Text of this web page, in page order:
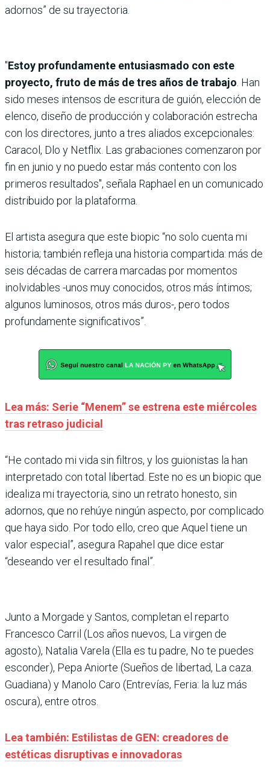
adornos” de su trayectoria.
"Estoy profundamente entusiasmado con este
proyecto, fruto de más de tres años de trabajo . Han
sido meses intensos de escritura de guión, elección de
elenco, diseño de producción y colaboración estrecha
con los directores, junto a tres aliados excepcionales:
Caracol, Dlo y Netflix. Las grabaciones comenzaron por
fin en junio y no puedo estar más contento con los
primeros resultados", señala Raphael en un comunicado
distribuido por la plataforma.
El artista asegura que este biopic “no solo cuenta mi
historia; también refleja una historia compartida: más de
seis décadas de carrera marcadas por momentos
inolvidables -unos muy conocidos, otros más íntimos;
algunos luminosos, otros más duros-, pero todos
profundamente significativos”.
Lea más: Serie “Menem” se estrena este miércoles
tras retraso judicial
“He contado mi vida sin filtros, y los guionistas la han
interpretado con total libertad. Este no es un biopic que
idealiza mi trayectoria, sino un retrato honesto, sin
adornos, que no rehúye ningún aspecto, por complicado
que haya sido. Por todo ello, creo que Aquel tiene un
valor especial”, asegura Rapahel que dice estar
“deseando ver el resultado final”.
Junto a Morgade y Santos, completan el reparto
Francesco Carril (Los años nuevos, La virgen de
agosto), Natalia Varela (Ella es tu padre, No te puedes
esconder), Pepa Aniorte (Sueños de libertad, La caza.
Guadiana) y Manolo Caro (Entrevías, Feria: la luz más
oscura), entre otros.
Lea también: Estilistas de GEN: creadores de
estéticas disruptivas e innovadoras